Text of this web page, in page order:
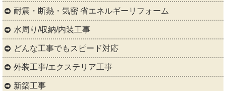
耐震・断熱・気密 省エネルギーリフォーム
水周り/収納/内装工事
どんな工事でもスピード対応
外装工事/エクステリア工事
新築工事